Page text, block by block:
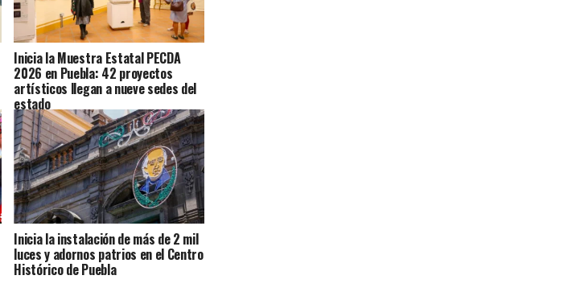
Inicia la Muestra Estatal PECDA
2026 en Puebla: 42 proyectos
artísticos llegan a nueve sedes del
estado
Inicia la instalación de más de 2 mil
luces y adornos patrios en el Centro
Histórico de Puebla